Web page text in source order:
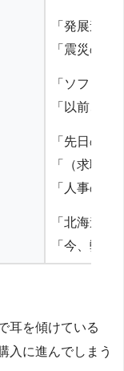
「発展途
「震災の
「ソフト
「以前、
「先日の
「（求職
「人事の方
「北海道
「今、弊
耳を傾けている
入に進んでしまう